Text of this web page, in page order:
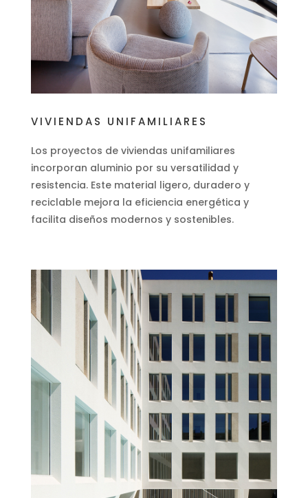
VIVIENDAS UNIFAMILIARES
Los proyectos de viviendas unifamiliares
incorporan aluminio por su versatilidad y
resistencia. Este material ligero, duradero y
reciclable mejora la eficiencia energética y
facilita diseños modernos y sostenibles.